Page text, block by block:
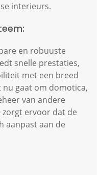
interieurs.
en robuuste
snelle prestaties,
met een breed
nu gaat om domotica,
van andere
ervoor dat de
aanpast aan de